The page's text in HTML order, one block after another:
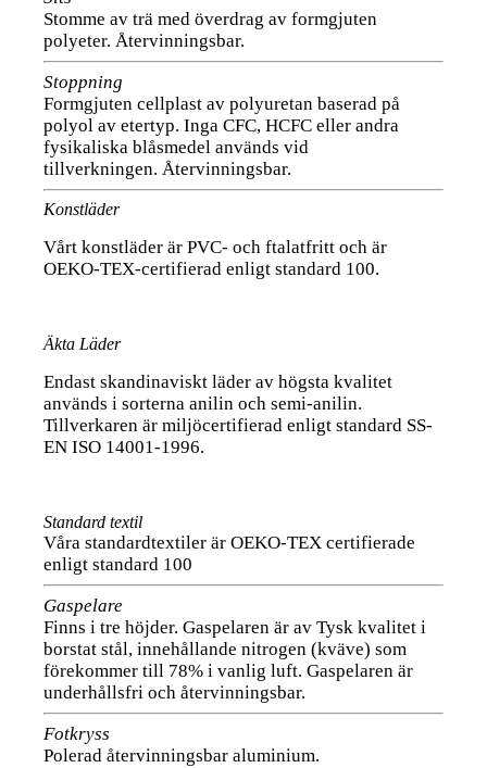
Stomme av trä med överdrag av formgjuten
polyeter. Återvinningsbar.
Stoppning
Formgjuten cellplast av polyuretan baserad på
polyol av etertyp. Inga CFC, HCFC eller andra
fysikaliska blåsmedel används vid
tillverkningen. Återvinningsbar.
Konstläder
Vårt konstläder är PVC- och ftalatfritt och är
OEKO-TEX-certifierad enligt standard 100.
Äkta Läder
Endast skandinaviskt läder av högsta kvalitet
används i sorterna anilin och semi-anilin.
Tillverkaren är miljöcertifierad enligt standard SS-
EN ISO 14001-1996.
Standard textil
Våra standardtextiler är OEKO-TEX certifierade
enligt standard 100
Gaspelare
Finns i tre höjder. Gaspelaren är av Tysk kvalitet i
borstat stål, innehållande nitrogen (kväve) som
förekommer till 78% i vanlig luft. Gaspelaren är
underhållsfri och återvinningsbar.
Fotkryss
Polerad återvinningsbar aluminium.